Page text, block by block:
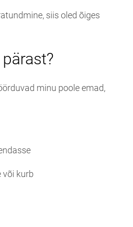
siis oled õiges
minu poole emad,
või kurb